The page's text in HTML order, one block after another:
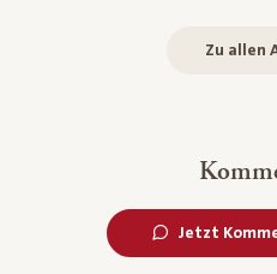
Zu allen
Jetzt